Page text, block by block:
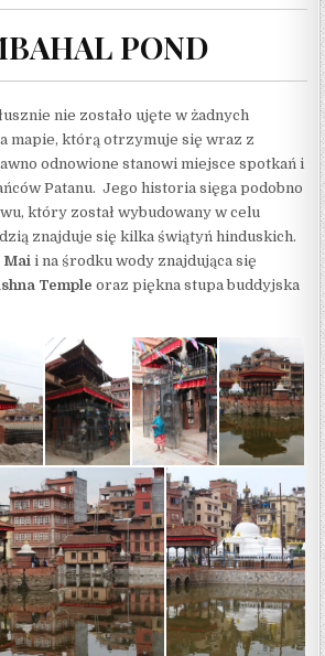
POND
nie zostało ujęte w żadnych
mapie, którą otrzymuje się wraz z
odnowione stanowi miejsce spotkań i
Patanu. Jego historia sięga podobno
który został wybudowany w celu
znajduje się kilka świątyń hinduskich.
Mai i na środku wody znajdująca się
Temple oraz piękna stupa buddyjska